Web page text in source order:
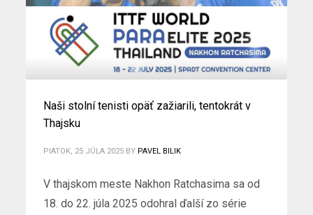
Naši stolní tenisti opäť zažiarili, tentokrát v
Thajsku
PIATOK, 25 JÚLA 2025 BY PAVEL BILIK
V thajskom meste Nakhon Ratchasima sa od
18. do 22. júla 2025 odohral ďalší zo série